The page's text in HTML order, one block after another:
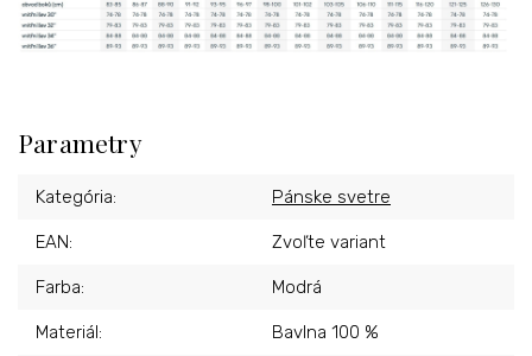
Parametry
Kategória: Pánske svetre
EAN: Zvoľte variant
Farba: Modrá
Materiál: Bavlna 100 %